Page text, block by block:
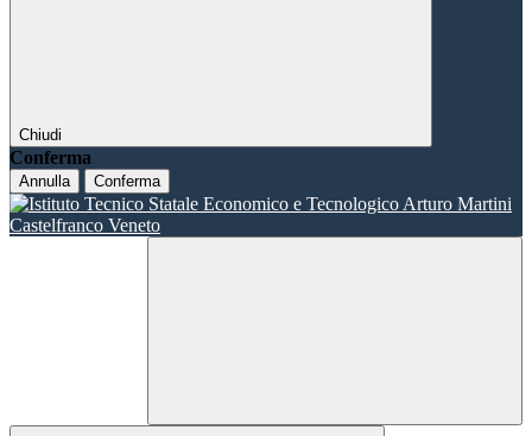
Chiudi
Conferma
Annulla Conferma